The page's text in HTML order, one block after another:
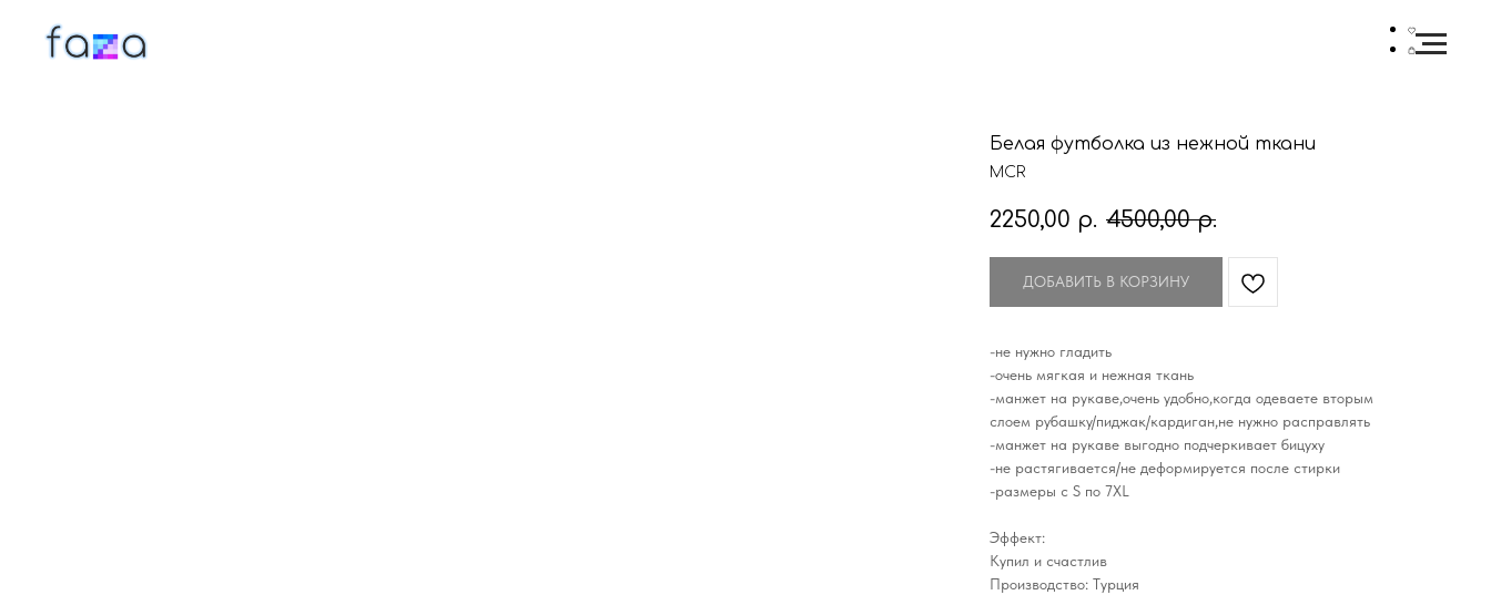
Белая футболка из нежной ткани
MCR
2250,00 р. 4500,00 р.
ДОБАВИТЬ В КОРЗИНУ
-не нужно гладить
-очень мягкая и нежная ткань
-манжет на рукаве,очень удобно,когда одеваете вторым
слоем рубашку/пиджак/кардиган,не нужно расправлять
-манжет на рукаве выгодно подчеркивает бицуху
-не растягивается/не деформируется после стирки
-размеры с S по 7XL
Эффект:
Купил и счастлив
Производство: Турция